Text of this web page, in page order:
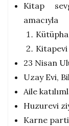
Kitap
amacıyla
23 Nisan
Uzay Evi,
Aile
Huzurevi
Karne